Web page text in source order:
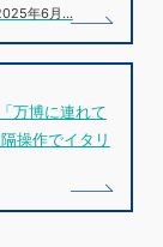
年6月…
万博に連れて
操作でイタリ